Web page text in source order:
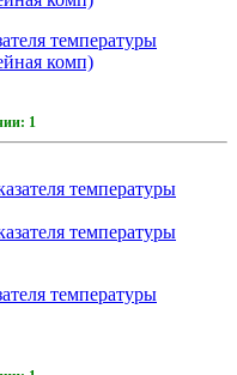
температуры
комп)
1
температуры